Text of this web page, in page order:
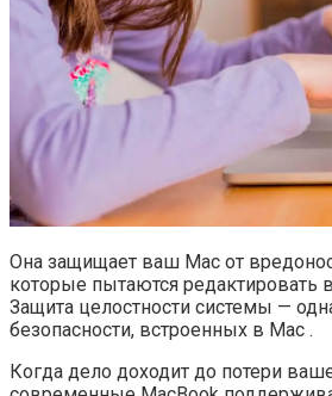
Она защищает ваш Mac от
которые пытаются
Защита целостности системы —
безопасности, встроенных в Mac .
Когда дело доходит до потери